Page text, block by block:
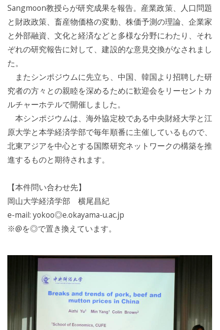
Sangmoon教授らが研究成果を報告。産業政策、人口問題
と財政政策、畜産物価格の変動、株価予測の理論、企業家
と外部融資、文化と経済などと多様な分野にわたり、それ
ぞれの研究報告に対して、建設的な意見交換がなされまし
た。
またシンポジウムに先立ち、中国、韓国より招聘した研
究者の方々との親睦を深めるために歓迎会をリーセントカ
ルチャーホテルで開催しました。
本シンポジウムは、海外協定校である中央財経大学と江
原大学と本学経済学部で毎年順番に主催しているもので、
北東アジアを中心とする国際研究ネットワークの構築を推
進するものと期待されます。
【本件問い合わせ先】
岡山大学経済学部 横尾昌紀
e-mail: yokoo◎e.okayama-u.ac.jp
※@を◎で置き換えています。